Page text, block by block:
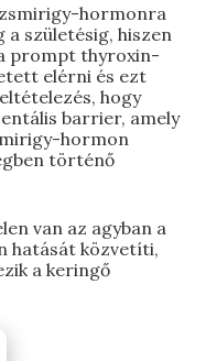
hormonra
a születésig, hiszen
prompt thyroxin-
elérni és ezt
hogy
barrier, amely
hormon
történő
van az agyban a
hatását közvetíti,
a keringő